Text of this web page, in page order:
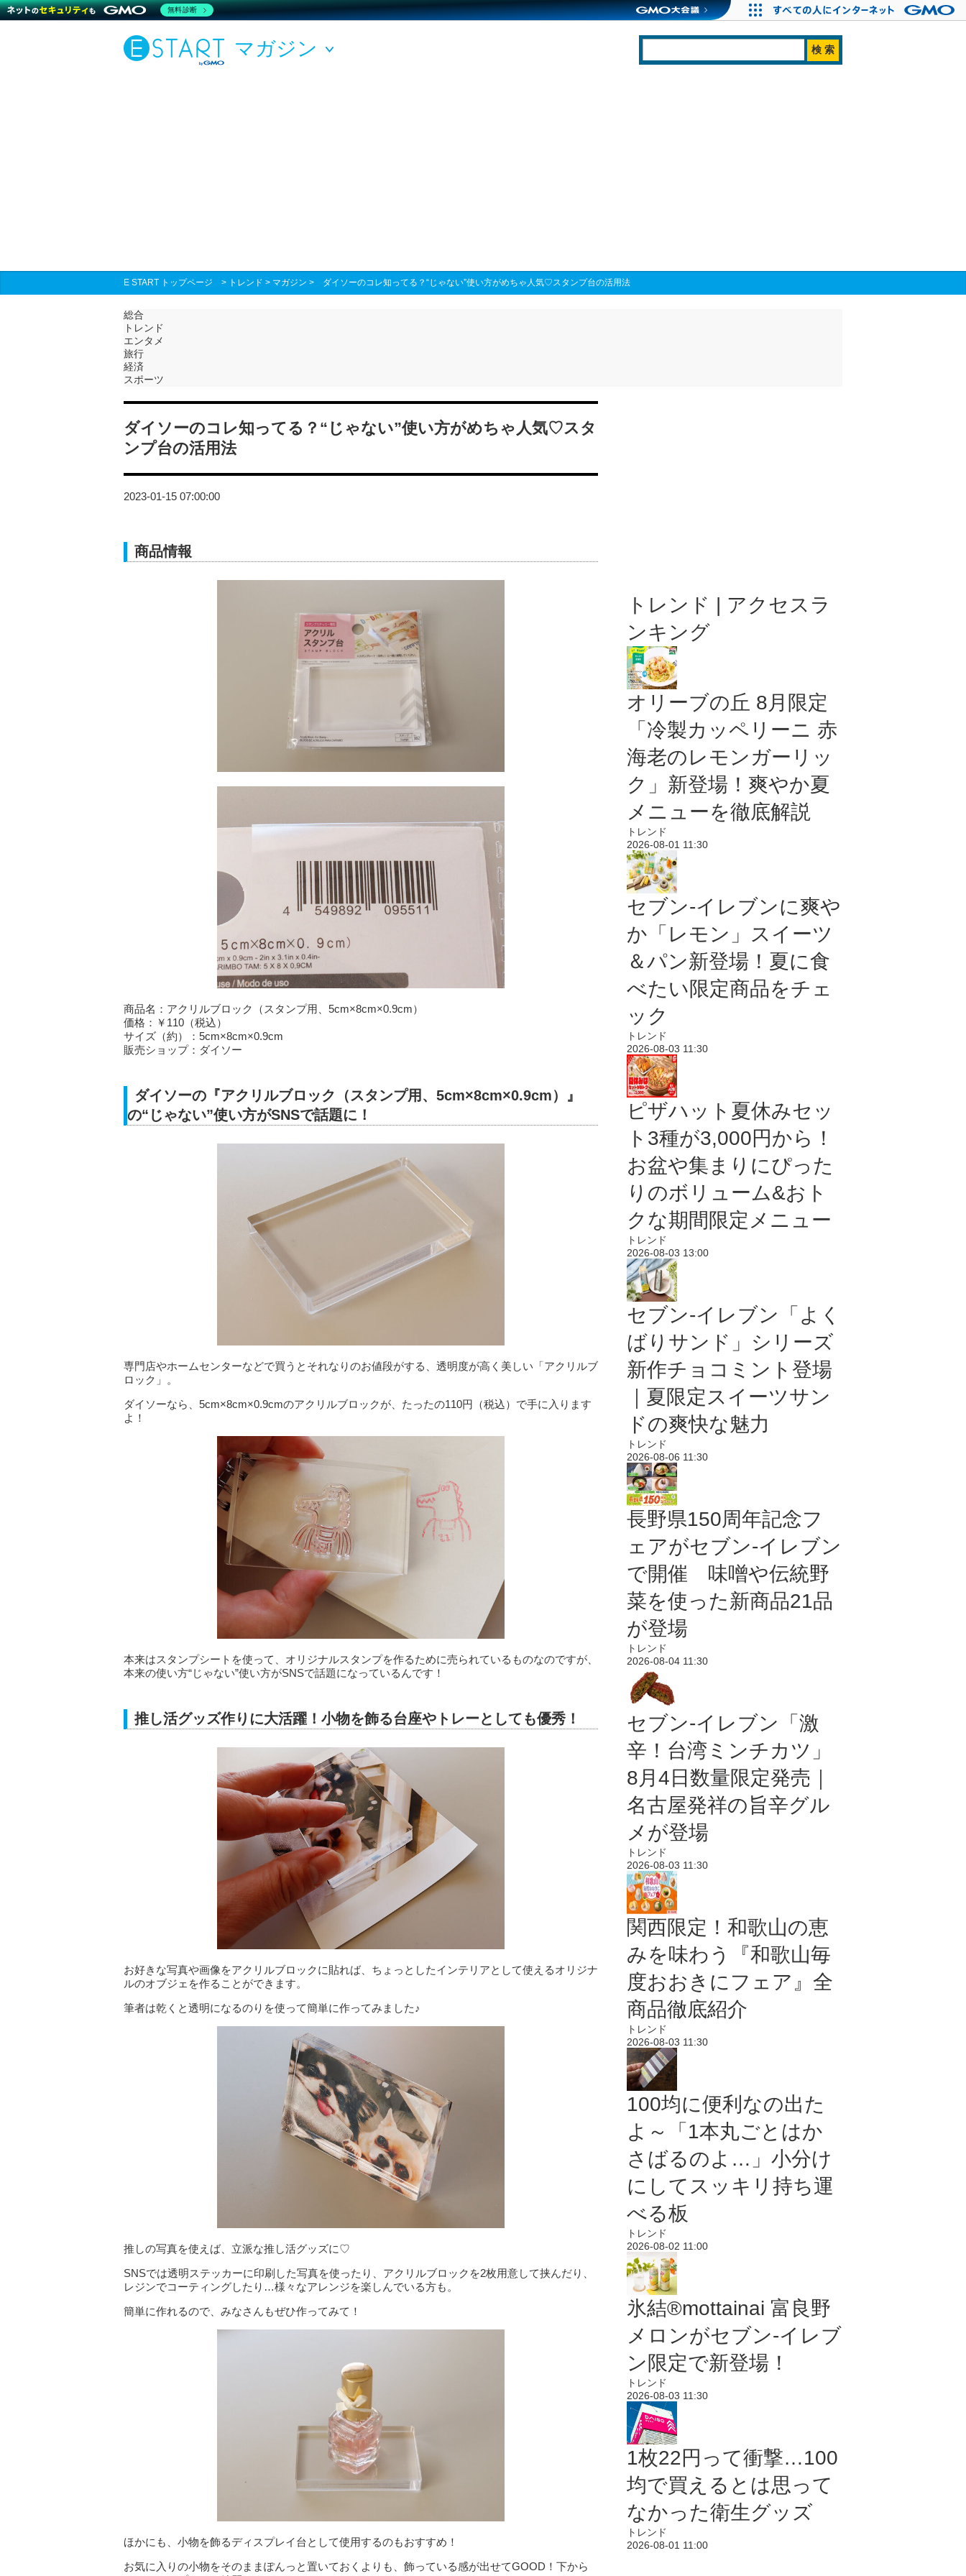
マガジン
E START トップページ > トレンド > マガジン > ダイソーのコレ知ってる？“じゃない”使い方がめちゃ人気♡スタンプ台の活用法
総合
トレンド
エンタメ
旅行
経済
スポーツ
ダイソーのコレ知ってる？“じゃない”使い方がめちゃ人気♡スタ
ンプ台の活用法
2023-01-15 07:00:00
商品情報
商品名：アクリルブロック（スタンプ用、5cm×8cm×0.9cm）
価格：￥110（税込）
サイズ（約）：5cm×8cm×0.9cm
販売ショップ：ダイソー
ダイソーの『アクリルブロック（スタンプ用、5cm×8cm×0.9cm）』
の“じゃない”使い方がSNSで話題に！
専門店やホームセンターなどで買うとそれなりのお値段がする、透明度が高く美しい「アクリルブ
ロック」。
ダイソーなら、5cm×8cm×0.9cmのアクリルブロックが、たったの110円（税込）で手に入ります
よ！
本来はスタンプシートを使って、オリジナルスタンプを作るために売られているものなのですが、
本来の使い方“じゃない”使い方がSNSで話題になっているんです！
推し活グッズ作りに大活躍！小物を飾る台座やトレーとしても優秀！
お好きな写真や画像をアクリルブロックに貼れば、ちょっとしたインテリアとして使えるオリジナ
ルのオブジェを作ることができます。
筆者は乾くと透明になるのりを使って簡単に作ってみました♪
推しの写真を使えば、立派な推し活グッズに♡
SNSでは透明ステッカーに印刷した写真を使ったり、アクリルブロックを2枚用意して挟んだり、
レジンでコーティングしたり…様々なアレンジを楽しんでいる方も。
簡単に作れるので、みなさんもぜひ作ってみて！
ほかにも、小物を飾るディスプレイ台として使用するのもおすすめ！
お気に入りの小物をそのままぽんっと置いておくよりも、飾っている感が出せてGOOD！下から
トレンド | アクセスラ
ンキング
オリーブの丘 8月限定
「冷製カッペリーニ 赤
海老のレモンガーリッ
ク」新登場！爽やか夏
メニューを徹底解説
トレンド
2026-08-01 11:30
セブン‐イレブンに爽や
か「レモン」スイーツ
＆パン新登場！夏に食
べたい限定商品をチェ
ック
トレンド
2026-08-03 11:30
ピザハット夏休みセッ
ト3種が3,000円から！
お盆や集まりにぴった
りのボリューム&おト
クな期間限定メニュー
トレンド
2026-08-03 13:00
セブン‐イレブン「よく
ばりサンド」シリーズ
新作チョコミント登場
｜夏限定スイーツサン
ドの爽快な魅力
トレンド
2026-08-06 11:30
長野県150周年記念フ
ェアがセブン-イレブン
で開催 味噌や伝統野
菜を使った新商品21品
が登場
トレンド
2026-08-04 11:30
セブン-イレブン「激
辛！台湾ミンチカツ」
8月4日数量限定発売｜
名古屋発祥の旨辛グル
メが登場
トレンド
2026-08-03 11:30
関西限定！和歌山の恵
みを味わう『和歌山毎
度おおきにフェア』全
商品徹底紹介
トレンド
2026-08-03 11:30
100均に便利なの出た
よ～「1本丸ごとはか
さばるのよ…」小分け
にしてスッキリ持ち運
べる板
トレンド
2026-08-02 11:00
氷結®mottainai 富良野
メロンがセブン‐イレブ
ン限定で新登場！
トレンド
2026-08-03 11:30
1枚22円って衝撃…100
均で買えるとは思って
なかった衛生グッズ
トレンド
2026-08-01 11:00
無料診断